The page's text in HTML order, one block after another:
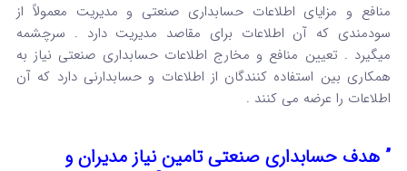
منافع و مزایای اطلاعات حسابداری صنعتی و مدیریت معمولاً از
سودمندی که آن اطلاعات برای مقاصد مدیریت دارد . سرچشمه
میگیرد . تعیین منافع و مخارج اطلاعات حسابداری صنعتی نیاز به
همکاری بین استفاده کنندگان از اطلاعات و حسابدارنی دارد که آن
اطلاعات را عرضه می کنند .
” هدف حسابداری صنعتی تامین نیاز مدیران و